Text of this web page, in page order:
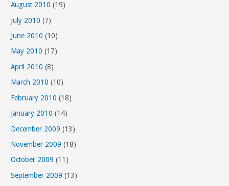
August 2010 (19)
July 2010 (7)
June 2010 (10)
May 2010 (17)
April 2010 (8)
March 2010 (10)
February 2010 (18)
January 2010 (14)
December 2009 (13)
November 2009 (18)
October 2009 (11)
September 2009 (13)